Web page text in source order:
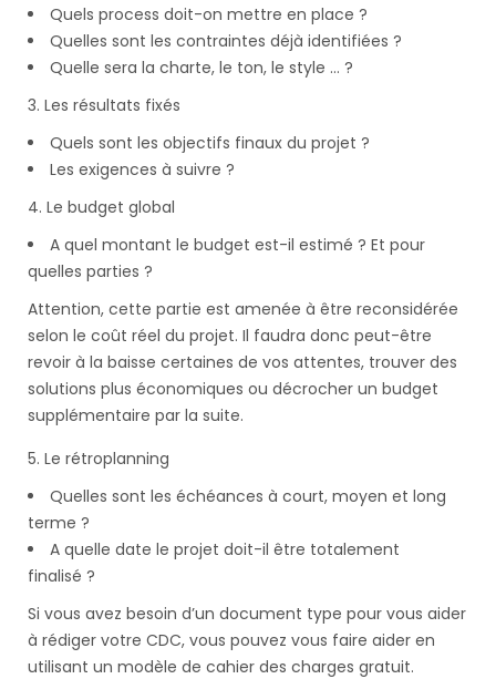
Quels process doit-on mettre en place ?
Quelles sont les contraintes déjà identifiées ?
Quelle sera la charte, le ton, le style … ?
Les résultats fixés
Quels sont les objectifs finaux du projet ?
Les exigences à suivre ?
Le budget global
A quel montant le budget est-il estimé ? Et pour
quelles parties ?
Attention, cette partie est amenée à être reconsidérée
selon le coût réel du projet. Il faudra donc peut-être
revoir à la baisse certaines de vos attentes, trouver des
solutions plus économiques ou décrocher un budget
supplémentaire par la suite.
Le rétroplanning
Quelles sont les échéances à court, moyen et long
terme ?
A quelle date le projet doit-il être totalement
finalisé ?
Si vous avez besoin d’un document type pour vous aider
à rédiger votre CDC, vous pouvez vous faire aider en
utilisant un modèle de cahier des charges gratuit.